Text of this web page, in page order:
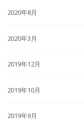
2020年8月
2020年3月
2019年12月
2019年10月
2019年9月